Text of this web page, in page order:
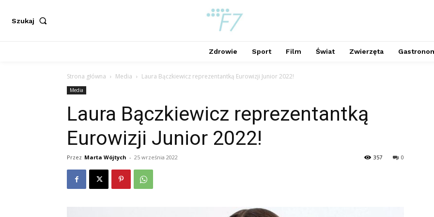
Szukaj
Zdrowie Sport Film Świat Zwierzęta
Strona główna Media Laura Bączkiewicz reprezentantką Eurowizji Junior 2022!
Media
Laura Bączkiewicz reprezentantką
Eurowizji Junior 2022!
Przez Marta Wójtych - 25 września 2022 0
357